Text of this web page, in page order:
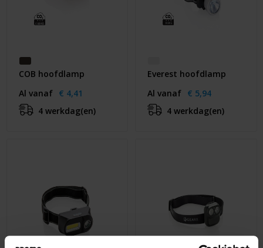
COB hoofdlamp
Al vanaf € 4,41
4 werkdag(en)
Everest hoofdlamp
Al vanaf € 5,94
4 werkdag(en)